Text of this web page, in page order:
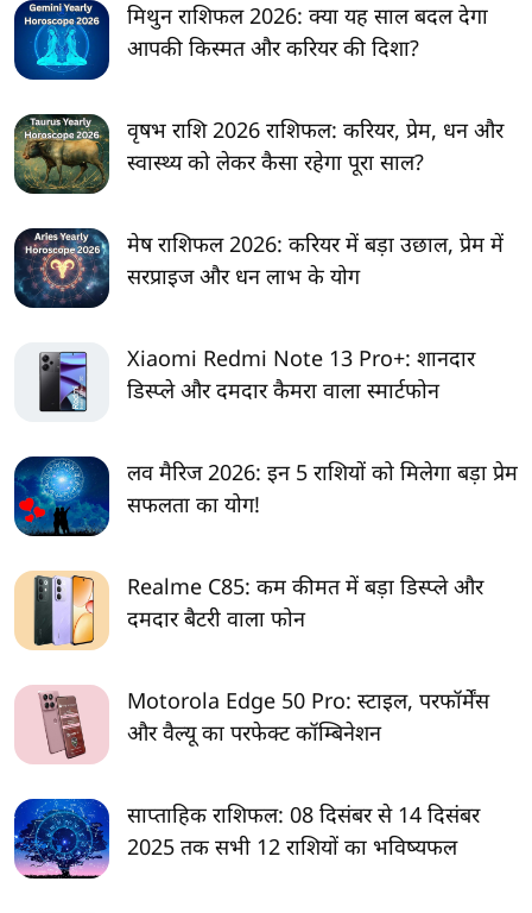
मिथुन राशिफल 2026: क्या यह साल बदल देगा
आपकी किस्मत और करियर की दिशा?
वृषभ राशि 2026 राशिफल: करियर, प्रेम, धन और
स्वास्थ्य को लेकर कैसा रहेगा पूरा साल?
मेष राशिफल 2026: करियर में बड़ा उछाल, प्रेम में
सरप्राइज और धन लाभ के योग
Xiaomi Redmi Note 13 Pro+: शानदार
डिस्प्ले और दमदार कैमरा वाला स्मार्टफोन
लव मैरिज 2026: इन 5 राशियों को मिलेगा बड़ा प्रेम
सफलता का योग!
Realme C85: कम कीमत में बड़ा डिस्प्ले और
दमदार बैटरी वाला फोन
Motorola Edge 50 Pro: स्टाइल, परफॉर्मेंस
और वैल्यू का परफेक्ट कॉम्बिनेशन
साप्ताहिक राशिफल: 08 दिसंबर से 14 दिसंबर
2025 तक सभी 12 राशियों का भविष्यफल